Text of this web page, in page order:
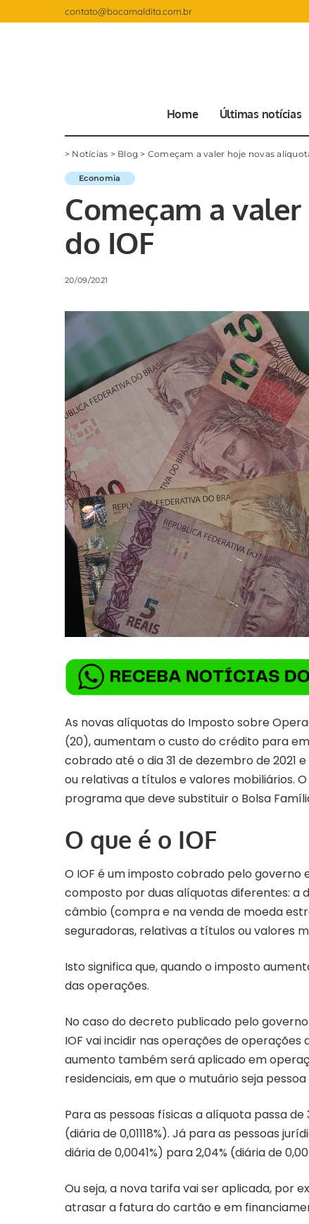
contato@bocamaldita.com.br
Home Últimas notícias
> Notícias > Blog > Começam a valer hoje novas
Economia
Começam a
do IOF
20/09/2021
As novas alíquotas do Imposto sobre
(20), aumentam o custo do crédito para
cobrado até o dia 31 de dezembro de 2021
ou relativas a títulos e valores mobiliários.
programa que deve substituir o Bolsa
O que é o IOF
O IOF é um imposto cobrado pelo governo
composto por duas alíquotas diferentes: a
câmbio (compra e na venda de moeda
seguradoras, relativas a títulos ou valores
Isto significa que, quando o imposto
das operações.
No caso do decreto publicado pelo governo
IOF vai incidir nas operações de
aumento também será aplicado em
residenciais, em que o mutuário seja pessoa
Para as pessoas físicas a alíquota passa de
(diária de 0,01118%). Já para as pessoas
diária de 0,0041%) para 2,04% (diária de
Ou seja, a nova tarifa vai ser aplicada, por
atrasar a fatura do cartão e em